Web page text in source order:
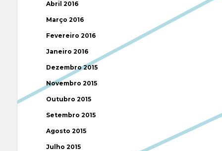
Abril 2016
Março 2016
Fevereiro 2016
Janeiro 2016
Dezembro 2015
Novembro 2015
Outubro 2015
Setembro 2015
Agosto 2015
Julho 2015